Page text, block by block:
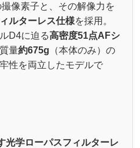
撮像素子と、その解像力を
ルターレス仕様を採用。
D4に迫る高密度51点AFシ
量約675g （本体のみ）の
性を両立したモデルで
光学ローパスフィルターレ